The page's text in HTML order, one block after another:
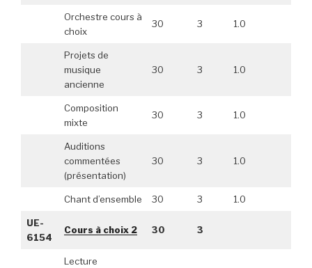
Orchestre cours à
choix
30 3 1.0
Projets de
musique
ancienne
30 3 1.0
Composition
mixte
30 3 1.0
Auditions
commentées
(présentation)
30 3 1.0
Chant d’ensemble 30 3 1.0
UE-
6154
Cours à choix 2 30 3
Lecture